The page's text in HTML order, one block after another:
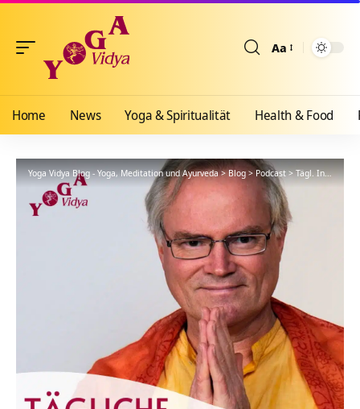
Aa
Home News Yoga & Spiritualität Health & Food
Yoga Vidya Blog - Yoga, Meditation und Ayurveda>Blog>Podcast>Tägl. Inspiration